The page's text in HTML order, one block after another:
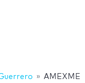
AMEXME